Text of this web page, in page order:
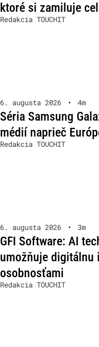
ktoré si zamiluje
Redakcia TOUCHIT
6. augusta 2026 • 4m
Séria Samsung
médií naprieč
Redakcia TOUCHIT
6. augusta 2026 • 3m
GFI Software: AI
umožňuje
osobnosťami
Redakcia TOUCHIT